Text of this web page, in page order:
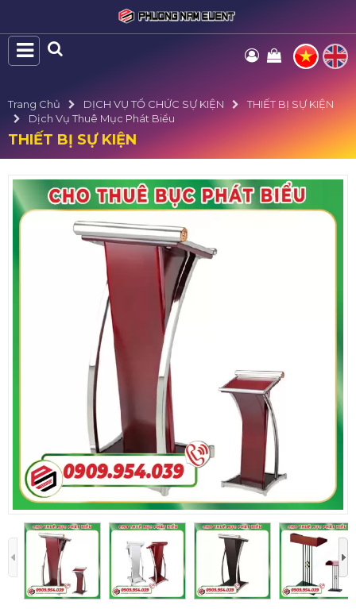
Trang Chủ DỊCH VỤ TỔ CHỨC SỰ KIỆN
THIẾT BỊ SỰ KIỆN
Dịch Vụ Thuê Mục Phát Biểu
THIẾT BỊ SỰ KIỆN